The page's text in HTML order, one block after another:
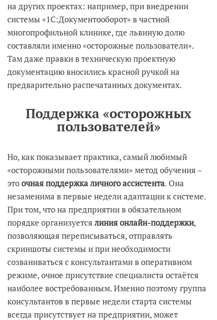
на других проектах: например, при внедрении
системы «1С:Документооборот» в частной
многопрофильной клинике, где львиную долю
составляли именно «осторожные пользователи».
Там даже правки в техническую проектную
документацию вносились красной ручкой на
предварительно распечатанных документах.
Поддержка «осторожных
пользователей»
Но, как показывает практика, самый любимый
«осторожными пользователями» метод обучения –
этоочная поддержка личного ассистента. Она
незаменима в первые недели адаптации к системе.
При том, что на предприятии в обязательном
порядке организуетсялиния онлайн-поддержки,
позволяющая переписываться, отправлять
скриншоты системы и при необходимости
созваниваться с консультантами в оперативном
режиме, очное присутствие специалиста остаётся
наиболее востребованным. Именно поэтому группа
консультантов в первые недели старта системы
всегда присутствует на предприятии, может